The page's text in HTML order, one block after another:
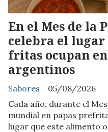
En el Mes de la
celebra el lugar
fritas ocupan
argentinos
Sabores
05/08/2026
Cada año, durante el
mundial en papas
lugar que este alimento